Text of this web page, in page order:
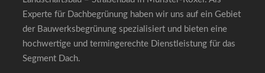
Experte für Dachbegrünung haben wir uns auf ein Gebiet
der Bauwerksbegrünung spezialisiert und bieten eine
hochwertige und termingerechte Dienstleistung für das
Segment Dach.